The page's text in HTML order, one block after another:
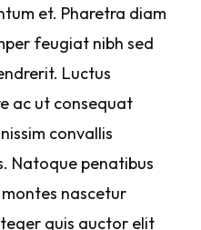
et. Pharetra diam
feugiat nibh sed
Luctus
ac ut consequat
convallis
Natoque penatibus
nascetur
quis auctor elit